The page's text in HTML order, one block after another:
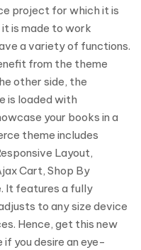
project for which it is
is made to work
a variety of functions.
from the theme
other side, the
is loaded with
your books in a
theme includes
Layout,
Cart, Shop By
It features a fully
to any size device
Hence, get this new
you desire an eye-